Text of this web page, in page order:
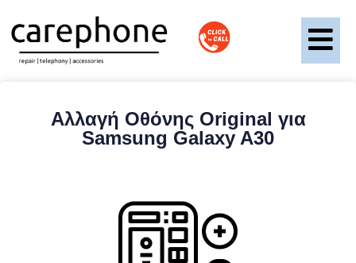
Αλλαγή Οθόνης Original για
Samsung Galaxy A30